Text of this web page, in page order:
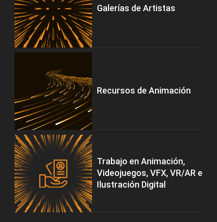
Galerías de Artistas
Recursos de Animación
Trabajo en Animación,
Videojuegos, VFX, VR/AR e
Ilustración Digital